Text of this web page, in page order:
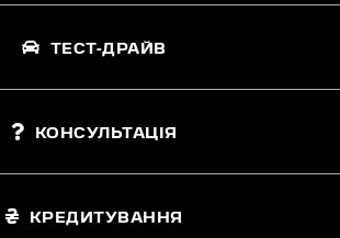
ТЕСТ-ДРАЙВ
КОНСУЛЬТАЦІЯ
КРЕДИТУВАННЯ